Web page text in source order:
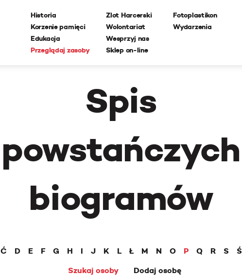
Historia
Korzenie pamięci
Edukacja
Przeglądaj zasoby
Zlot Harcerski
Wolontariat
Wesprzyj nas
Sklep on-line
Fotoplastikon
Wydarzenia
Spis
powstańczych
biogramów
Ć D E F G H I J K L Ł M N O P Q R S Ś
Szukaj osoby
Dodaj osobę